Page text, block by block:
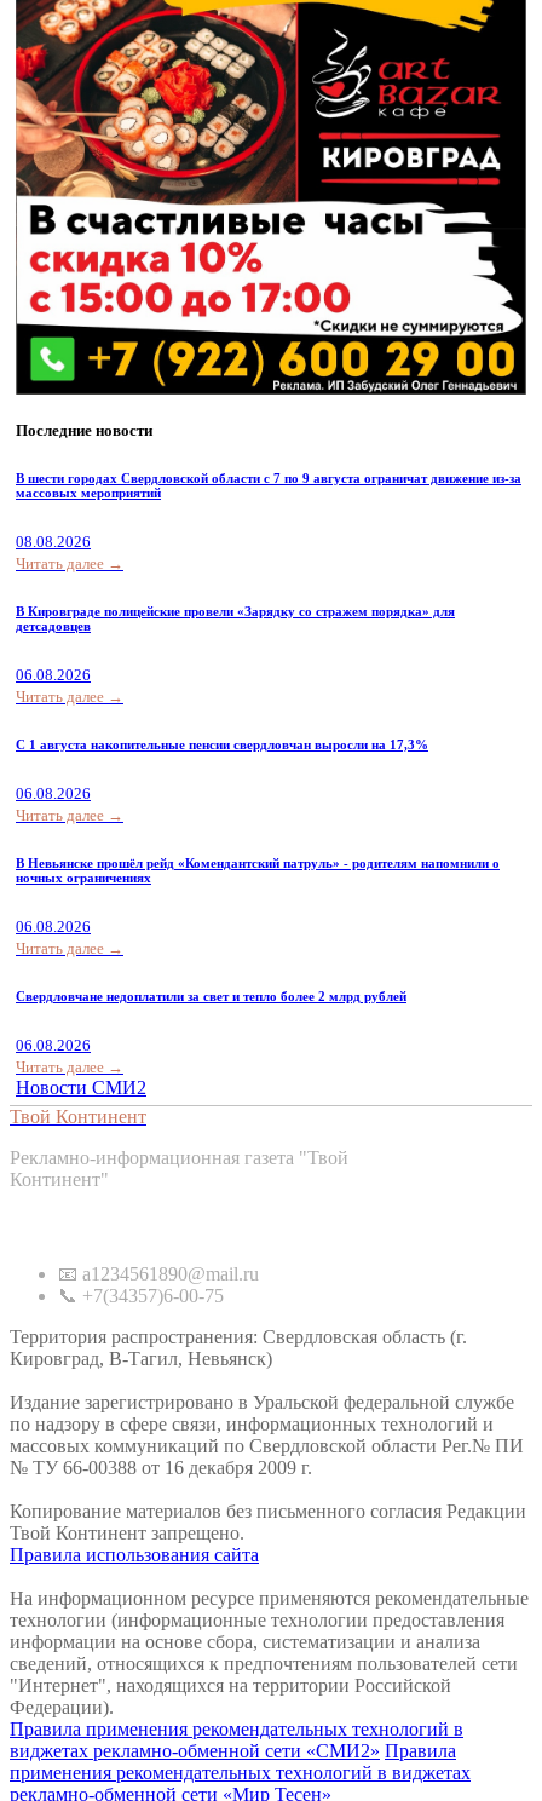
Последние новости
В шести городах Свердловской области с 7 по 9 августа ограничат движение из-за
массовых мероприятий
08.08.2026
Читать далее →
В Кировграде полицейские провели «Зарядку со стражем порядка» для
детсадовцев
06.08.2026
Читать далее →
С 1 августа накопительные пенсии свердловчан выросли на 17,3%
06.08.2026
Читать далее →
В Невьянске прошёл рейд «Комендантский патруль» - родителям напомнили о
ночных ограничениях
06.08.2026
Читать далее →
Свердловчане недоплатили за свет и тепло более 2 млрд рублей
06.08.2026
Читать далее →
Новости СМИ2
Твой Континент
Рекламно-информационная газета "Твой
Континент"
📧 a1234561890@mail.ru
📞 +7(34357)6-00-75
Территория распространения: Свердловская область (г.
Кировград, В-Тагил, Невьянск)
Издание зарегистрировано в Уральской федеральной службе
по надзору в сфере связи, информационных технологий и
массовых коммуникаций по Свердловской области Рег.№ ПИ
№ ТУ 66-00388 от 16 декабря 2009 г.
Копирование материалов без письменного согласия Редакции
Твой Континент запрещено.
Правила использования сайта
На информационном ресурсе применяются рекомендательные
технологии (информационные технологии предоставления
информации на основе сбора, систематизации и анализа
сведений, относящихся к предпочтениям пользователей сети
"Интернет", находящихся на территории Российской
Федерации).
Правила применения рекомендательных технологий в
виджетах рекламно-обменной сети «СМИ2» Правила
применения рекомендательных технологий в виджетах
рекламно-обменной сети «Мир Тесен»